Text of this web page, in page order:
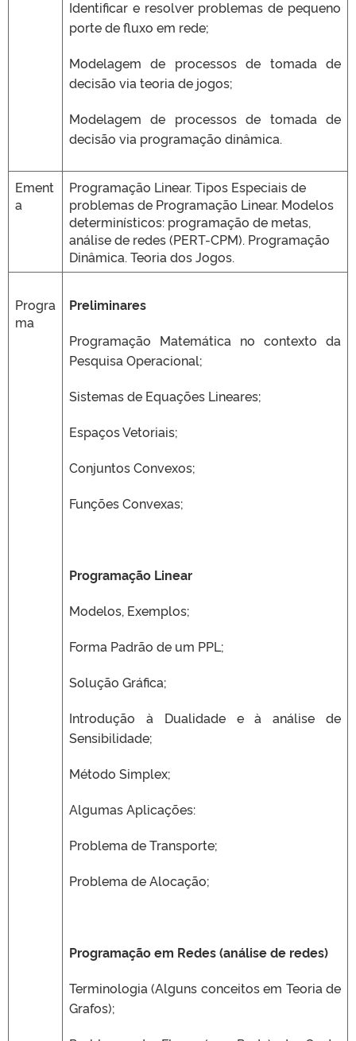
Identificar e resolver problemas de pequeno
porte de fluxo em rede;
Modelagem de processos de tomada de
decisão via teoria de jogos;
Modelagem de processos de tomada de
decisão via programação dinâmica.
Ement
a
Programação Linear. Tipos Especiais de
problemas de Programação Linear. Modelos
determinísticos: programação de metas,
análise de redes (PERT-CPM). Programação
Dinâmica. Teoria dos Jogos.
Progra
ma
Preliminares
Programação Matemática no contexto da
Pesquisa Operacional;
Sistemas de Equações Lineares;
Espaços Vetoriais;
Conjuntos Convexos;
Funções Convexas;
Programação Linear
Modelos, Exemplos;
Forma Padrão de um PPL;
Solução Gráfica;
Introdução à Dualidade e à análise de
Sensibilidade;
Método Simplex;
Algumas Aplicações:
Problema de Transporte;
Problema de Alocação;
Programação em Redes (análise de redes)
Terminologia (Alguns conceitos em Teoria de
Grafos);